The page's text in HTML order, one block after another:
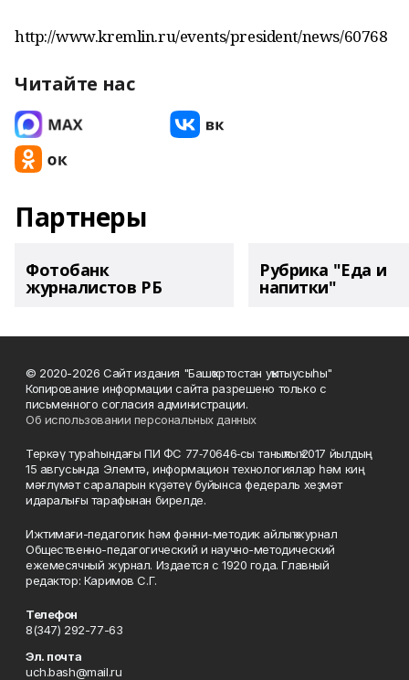
http://www.kremlin.ru/events/president/news/60768
Читайте нас
Партнеры
Фотобанк
журналистов РБ
Рубрика "Еда и
напитки"
© 2020-2026 Сайт издания "Башҡортостан уҡытыусыһы"
Копирование информации сайта разрешено только с
письменного согласия администрации.
Об использовании персональных данных
Теркәү тураһындағы ПИ ФС 77‑70646‑сы таныҡлыҡ 2017 йылдың
15 авгусында Элемтә, информацион технологиялар һәм киң
мәғлүмәт сараларын күҙәтеү буйынса федераль хеҙмәт
идаралығы тарафынан бирелде.
Ижтимағи-педагогик һәм фәнни-методик айлыҡ журнал
Общественно-педагогический и научно-методический
ежемесячный журнал. Издается с 1920 года. Главный
редактор: Каримов С.Г.
Телефон
8(347) 292-77-63
Эл. почта
uch.bash@mail.ru